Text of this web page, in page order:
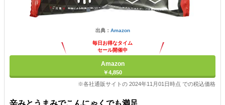
出典： Amazon
毎日お得なタイム
セール開催中
Amazon
￥4,850
※各社通販サイトの 2024年11月01日時点 での税込価格